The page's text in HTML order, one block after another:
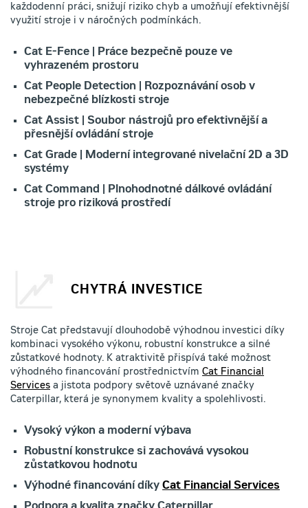
každodenní práci, snižují riziko chyb a umožňují efektivnější
využití stroje i v náročných podmínkách.
Cat E-Fence | Práce bezpečně pouze ve
vyhrazeném prostoru
Cat People Detection | Rozpoznávání osob v
nebezpečné blízkosti stroje
Cat Assist | Soubor nástrojů pro efektivnější a
přesnější ovládání stroje
Cat Grade | Moderní integrované nivelační 2D a 3D
systémy
Cat Command | Plnohodnotné dálkové ovládání
stroje pro riziková prostředí
CHYTRÁ INVESTICE
Stroje Cat představují dlouhodobě výhodnou investici díky
kombinaci vysokého výkonu, robustní konstrukce a silné
zůstatkové hodnoty. K atraktivitě přispívá také možnost
výhodného financování prostřednictvím Cat Financial
Services a jistota podpory světově uznávané značky
Caterpillar, která je synonymem kvality a spolehlivosti.
Vysoký výkon a moderní výbava
Robustní konstrukce si zachovává vysokou
zůstatkovou hodnotu
Výhodné financování díky Cat Financial Services